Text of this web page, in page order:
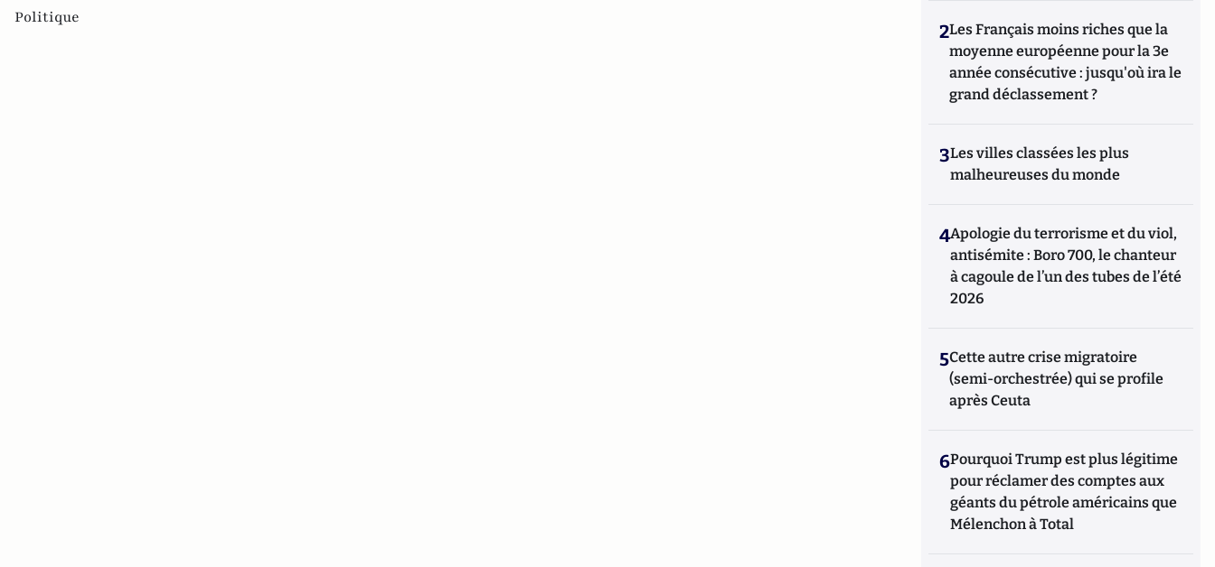
Politique
2Les Français moins riches que la
moyenne européenne pour la 3e
année consécutive : jusqu'où ira le
grand déclassement ?
3Les villes classées les plus
malheureuses du monde
4Apologie du terrorisme et du viol,
antisémite : Boro 700, le chanteur
à cagoule de l’un des tubes de l’été
2026
5Cette autre crise migratoire
(semi-orchestrée) qui se profile
après Ceuta
6Pourquoi Trump est plus légitime
pour réclamer des comptes aux
géants du pétrole américains que
Mélenchon à Total